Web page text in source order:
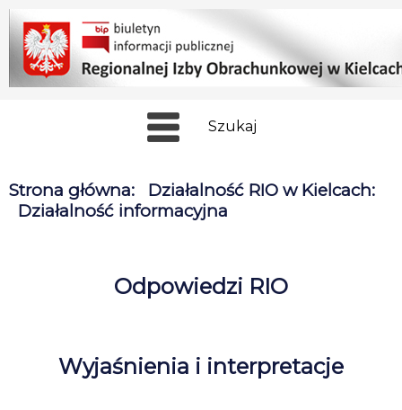
Szukaj
Strona główna: Działalność RIO w Kielcach:
Działalność informacyjna
Odpowiedzi RIO
Wyjaśnienia i interpretacje